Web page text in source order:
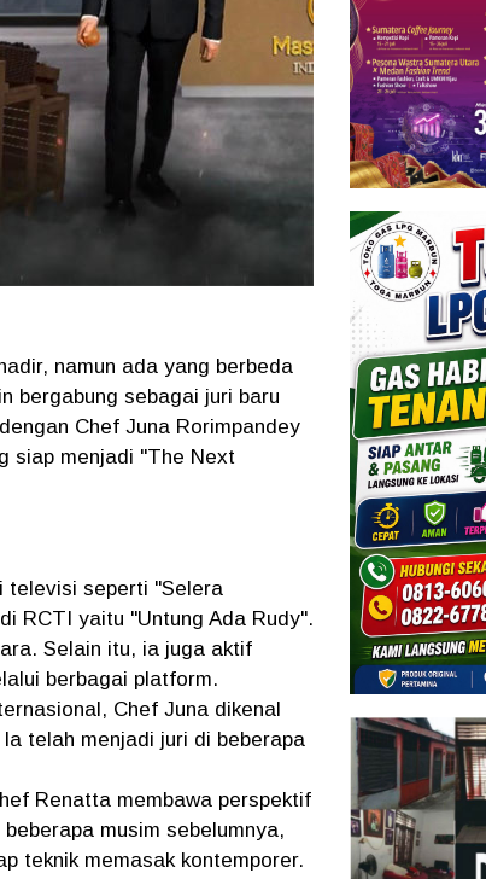
namun ada yang berbeda
bergabung sebagai juri baru
Chef Juna Rorimpandey
siap menjadi "The Next
televisi seperti "Selera
RCTI yaitu "Untung Ada Rudy".
Selain itu, ia juga aktif
berbagai platform.
Chef Juna dikenal
telah menjadi juri di beberapa
Renatta membawa perspektif
musim sebelumnya,
teknik memasak kontemporer.